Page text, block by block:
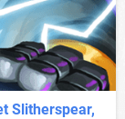
Slitherspear,